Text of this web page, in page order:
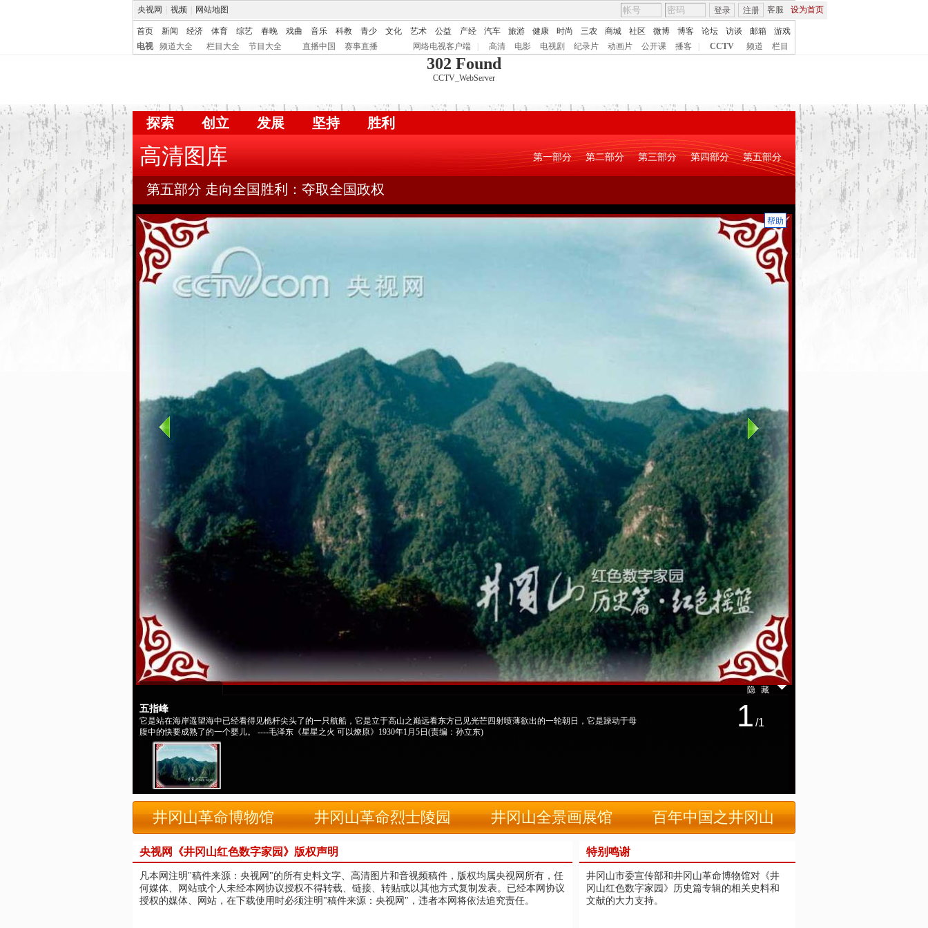
央视网 视频 网站地图 客服 设为首页
登录 注册
首页 新闻 经济 体育 综艺 春晚 戏曲 音乐 科教 青少 文化 艺术 公益 产经 汽车 旅游 健康 时尚 三农 商城 社区 微博 博客 论坛 访谈 邮箱
游戏
电视
频道大全 栏目大全 节目大全 直播中国 赛事直播 网络电视客户端 高清 电影 电视剧 纪录片 动画片 公开课 播客 CCTV 频道 栏目
302 Found
CCTV_WebServer
探索 创立 发展 坚持 胜利
高清图库 第一部分 第二部分 第三部分 第四部分 第五部分
第五部分 走向全国胜利：夺取全国政权
第五部分 走向全国胜利：夺取全国
政权
帮助
隐藏
1 /1
五指峰
它是站在海岸遥望海中已经看得见桅杆尖头了的一只航船，它是立于高山之巅远看东方已见光芒四射喷薄欲出的一轮朝日，它是躁动于母
腹中的快要成熟了的一个婴儿。 ----毛泽东《星星之火 可以燎原》1930年1月5日(责编：孙立东)
井冈山革命博物馆 井冈山革命烈士陵园 井冈山全景画展馆 百年中国之井冈山
央视网《井冈山红色数字家园》版权声明
凡本网注明"稿件来源：央视网"的所有史料文字、高清图片和音视频稿件，版权均属央视网所有，任
何媒体、网站或个人未经本网协议授权不得转载、链接、转贴或以其他方式复制发表。已经本网协议
授权的媒体、网站，在下载使用时必须注明"稿件来源：央视网"，违者本网将依法追究责任。
特别鸣谢
井冈山市委宣传部和井冈山革命博物馆对《井
冈山红色数字家园》历史篇专辑的相关史料和
文献的大力支持。